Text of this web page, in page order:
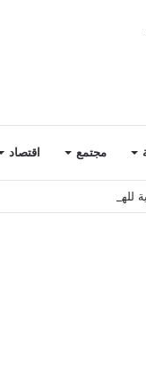
مجتمع اقتصاد
للهجرة بالمغرب تطلق